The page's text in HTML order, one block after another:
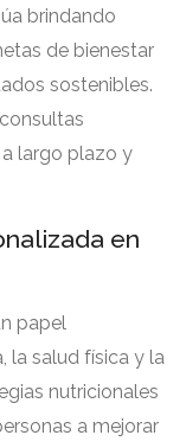
brindando
de bienestar
sostenibles.
largo plazo y
en
papel
la salud física y la
nutricionales
a mejorar